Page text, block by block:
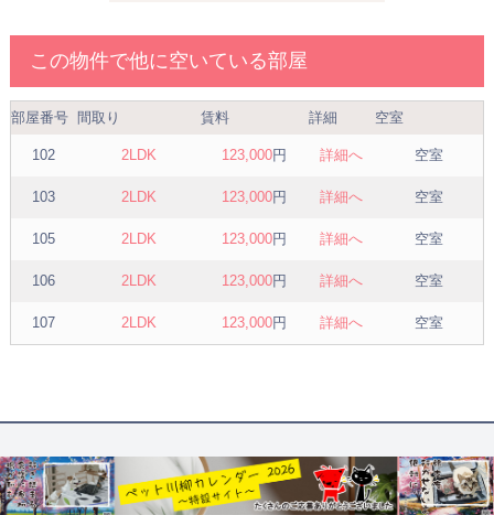
この物件で他に空いている部屋
部屋番号 間取り 賃料 詳細 空室
102 2LDK 123,000円 詳細へ 空室
103 2LDK 123,000円 詳細へ 空室
105 2LDK 123,000円 詳細へ 空室
106 2LDK 123,000円 詳細へ 空室
107 2LDK 123,000円 詳細へ 空室